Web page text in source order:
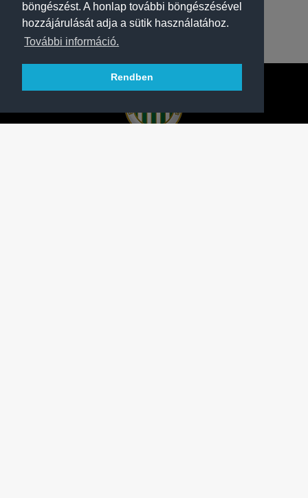
böngészést. A honlap további böngészésével
hozzájárulását adja a sütik használatához.
További információ.
Rendben